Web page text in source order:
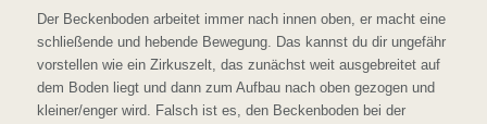
Der Beckenboden arbeitet immer nach innen oben, er macht eine
schließende und hebende Bewegung. Das kannst du dir ungefähr
vorstellen wie ein Zirkuszelt, das zunächst weit ausgebreitet auf
dem Boden liegt und dann zum Aufbau nach oben gezogen und
kleiner/enger wird. Falsch ist es, den Beckenboden bei der